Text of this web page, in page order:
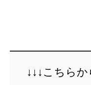
↓↓↓こちら